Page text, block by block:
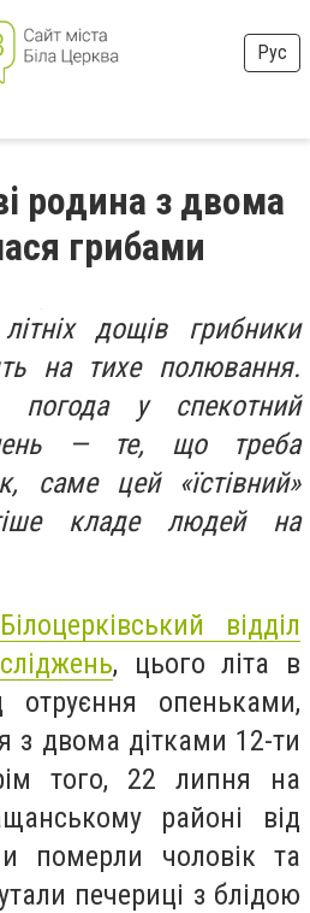
Рус
родина з двома
грибами
дощів грибники
на тихе полювання.
погода у спекотний
— те, що треба
саме цей «їстівний»
кладе людей на
Білоцерківський відділ
, цього літа в
отруєння опеньками,
з двома дітками 12-ти
того, 22 липня на
районі від
померли чоловік та
печериці з блідою